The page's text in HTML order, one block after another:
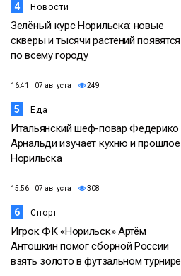
4 Новости
Зелёный курс Норильска: новые
скверы и тысячи растений появятся
по всему городу
16:41 07 августа 249
5 Еда
Итальянский шеф-повар Федерико
Арнальди изучает кухню и прошлое
Норильска
15:56 07 августа 308
6 Спорт
Игрок ФК «Норильск» Артём
Антошкин помог сборной России
взять золото в футзальном турнире